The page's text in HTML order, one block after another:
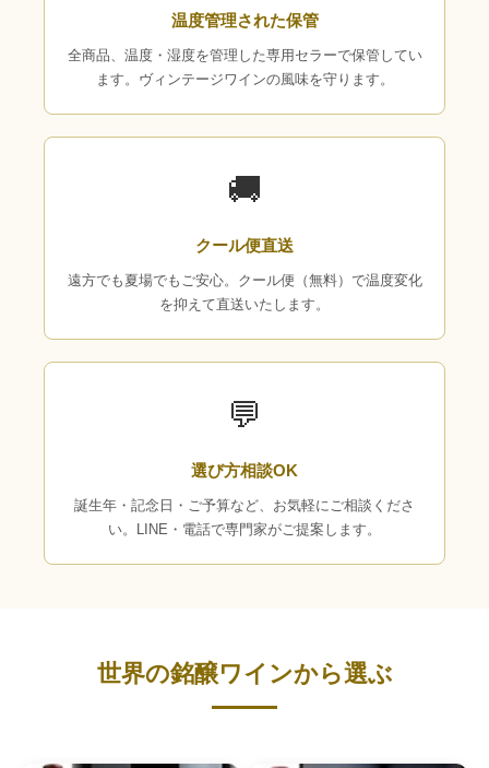
温度管理された保管
全商品、温度・湿度を管理した専用セラーで保管してい
ます。ヴィンテージワインの風味を守ります。
🚚
クール便直送
遠方でも夏場でもご安心。クール便（無料）で温度変化
を抑えて直送いたします。
💬
選び方相談OK
誕生年・記念日・ご予算など、お気軽にご相談くださ
い。LINE・電話で専門家がご提案します。
世界の銘醸ワインから選ぶ